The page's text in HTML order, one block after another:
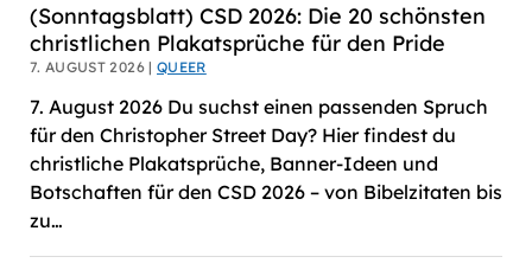
(Sonntagsblatt) CSD 2026: Die 20 schönsten
christlichen Plakatsprüche für den Pride
7. AUGUST 2026 |QUEER
7. August 2026 Du suchst einen passenden Spruch
für den Christopher Street Day? Hier findest du
christliche Plakatsprüche, Banner-Ideen und
Botschaften für den CSD 2026 – von Bibelzitaten bis
zu…